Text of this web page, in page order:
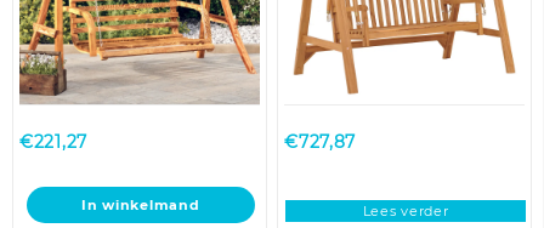
productpagina
productpagina
€221,27
In winkelmand
€727,87
Lees verder